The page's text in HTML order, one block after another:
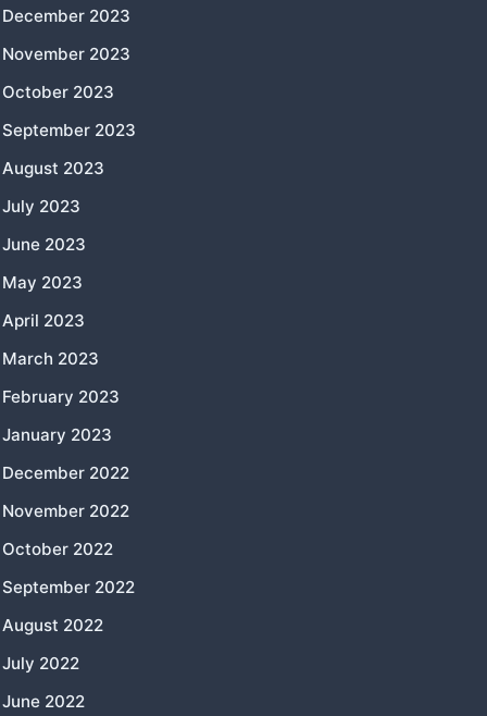
December 2023
November 2023
October 2023
September 2023
August 2023
July 2023
June 2023
May 2023
April 2023
March 2023
February 2023
January 2023
December 2022
November 2022
October 2022
September 2022
August 2022
July 2022
June 2022